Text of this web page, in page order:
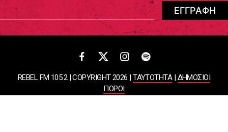
REBEL FM 105.2 | COPYRIGHT 2026 |ΤΑΥΤΟΤΗΤΑ|ΔΗΜΟΣΙΟΙ
ΠΟΡΟΙ